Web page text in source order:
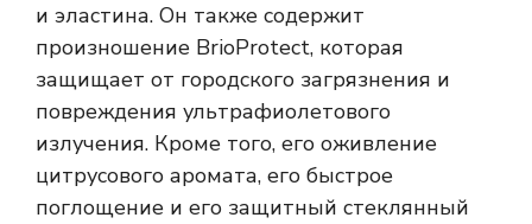
и эластина. Он также содержит
произношение BrioProtect, которая
защищает от городского загрязнения и
повреждения ультрафиолетового
излучения. Кроме того, его оживление
цитрусового аромата, его быстрое
поглощение и его защитный стеклянный